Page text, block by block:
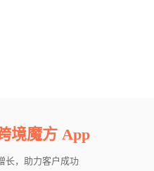
境魔方 App
长，助力客户成功